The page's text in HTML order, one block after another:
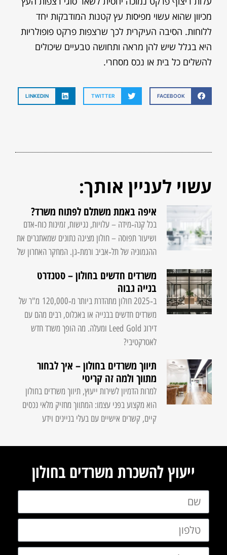
מכיוון שהוא עשוי מפיסות עץ קטנות המודבקות יחד
ללוחות. הסיבה העיקרית לכך שרצפות פרקט פופולריות
היא בגלל שיש להן מראה ותחושה טבעיים שיכולים
להשלים כל בית או נכס מסחרי.
FACEBOOK
TWITTER
LINKEDIN
עשוי לעניין אותך:
איפה באמת משתלם לפתוח משרד?
בכל קנה‑מידה – עלויות, נגישות, זמינות כוח‑אדם
ושיעור תפוסה – חולון מציגה נתונים שמאתגרים את
ההגמוניה של תל‑אביב ורמת‑גן. המחקר האחרון של
משרדים חדשים בחולון – סטנדרט
בנייה גבוה
ב‑2025 חולון מתהדרת ביותר מ‑120,000 מ"ר של
משרדים חדשים בבנייה או באכלוס, רבים מהם עם
דירוג Leed Gold ומעלה. מה הופך משרד חדש
לאטרקטיבי?
תיווך משרדים בחולון – איך לבחור
מתווך ולמה זה קריטי
למרות הדמיון לשירות ייעוץ, תיווך משרדים בחולון
הוא מקצוע בפני עצמו: המתווך מחזיק מלאי נכסים
קיים, קשרים אישיים עם בעלי בניינים וידע
ייעוץ להשכרת משרדים בחולון